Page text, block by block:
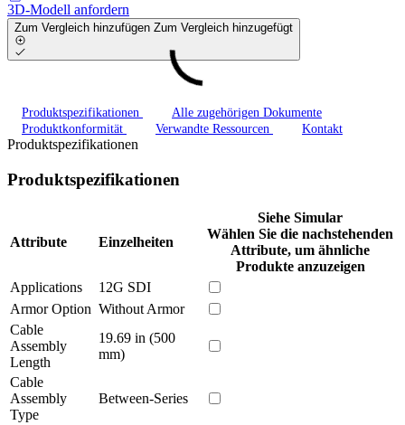
3D-Modell anfordern
Zum Vergleich hinzufügen Zum Vergleich hinzugefügt
Produktspezifikationen
Alle zugehörigen Dokumente
Produktkonformität
Verwandte Ressourcen Kontakt
Produktspezifikationen
Produktspezifikationen
Attribute Einzelheiten
Siehe Simular
Wählen Sie die nachstehenden
Attribute, um ähnliche
Produkte anzuzeigen
Applications
12G SDI
Armor Option Without Armor
Cable
Assembly
Length
19.69 in (500
mm)
Cable
Assembly
Type
Between-Series